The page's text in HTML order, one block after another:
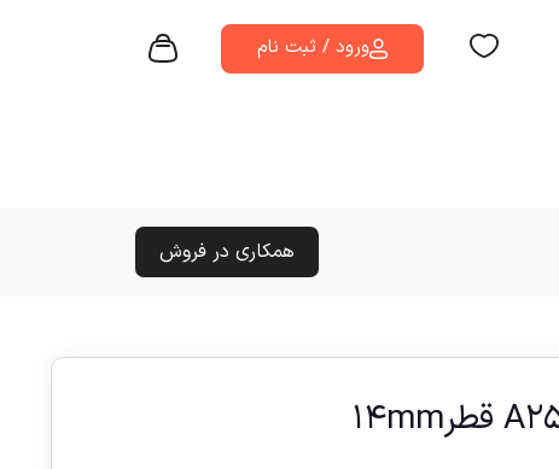
ورود / ثبت نام
همکاری در فروش